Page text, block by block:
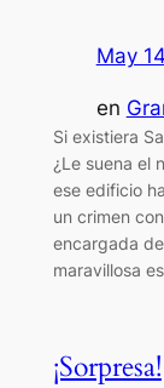
May
en
Si existiera
¿Le suena el
ese edificio
un crimen
encargada
maravillosa
¡Sorpresa!